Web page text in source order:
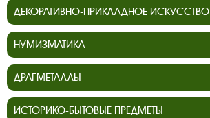
ДЕКОРАТИВНО-ПРИКЛАДНОЕ ИСКУССТВО
НУМИЗМАТИКА
ДРАГМЕТАЛЛЫ
ИСТОРИКО-БЫТОВЫЕ ПРЕДМЕТЫ